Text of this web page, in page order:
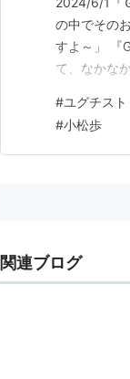
の中でその
すよ～」 『
て、なかな
→闘牛中継
ーロッパや
#ユグチスト
#小松歩
関連ブログ